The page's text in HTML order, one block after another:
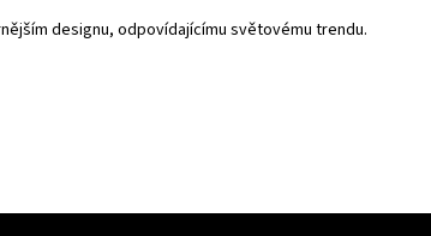
designu, odpovídajícímu světovému trendu.